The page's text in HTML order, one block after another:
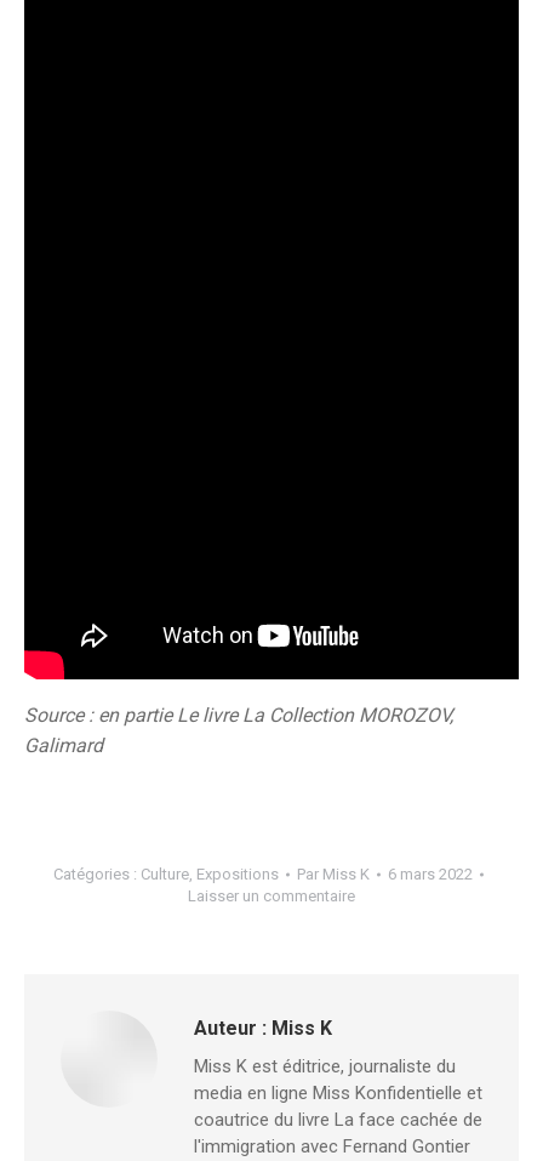
Source : en partie Le livre La Collection MOROZOV,
Galimard
Catégories : Culture, Expositions Par Miss K
6 mars 2022
Laisser un commentaire
Auteur : Miss K
Miss K est éditrice, journaliste du
media en ligne Miss Konfidentielle et
coautrice du livre La face cachée de
l'immigration avec Fernand Gontier